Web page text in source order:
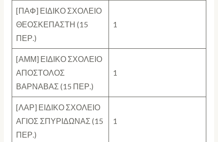
[ΠΑΦ] ΕΙΔΙΚΟ ΣΧΟΛΕΙΟ
ΘΕΟΣΚΕΠΑΣΤΗ (15
ΠΕΡ.)
1
[ΑΜΜ] ΕΙΔΙΚΟ ΣΧΟΛΕΙΟ
ΑΠΟΣΤΟΛΟΣ
ΒΑΡΝΑΒΑΣ (15 ΠΕΡ.)
1
[ΛΑΡ] ΕΙΔΙΚΟ ΣΧΟΛΕΙΟ
ΑΓΙΟΣ ΣΠΥΡΙΔΩΝΑΣ (15
ΠΕΡ.)
1